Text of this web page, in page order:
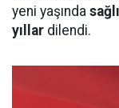
yeni yaşında
yıllar dilendi.